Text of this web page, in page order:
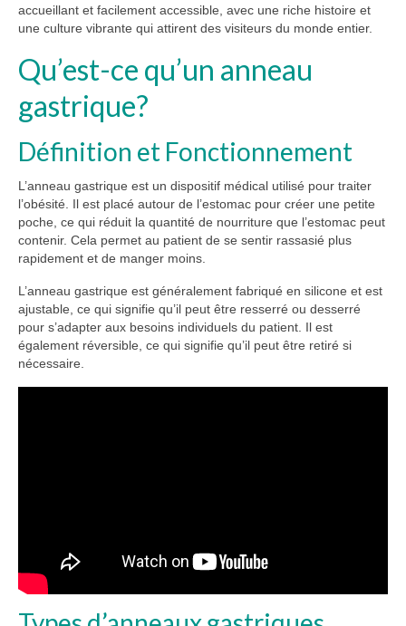
accueillant et facilement accessible, avec une riche histoire et
une culture vibrante qui attirent des visiteurs du monde entier.
Qu’est-ce qu’un anneau
gastrique?
Définition et Fonctionnement
L’anneau gastrique est un dispositif médical utilisé pour traiter
l’obésité. Il est placé autour de l’estomac pour créer une petite
poche, ce qui réduit la quantité de nourriture que l’estomac peut
contenir. Cela permet au patient de se sentir rassasié plus
rapidement et de manger moins.
L’anneau gastrique est généralement fabriqué en silicone et est
ajustable, ce qui signifie qu’il peut être resserré ou desserré
pour s’adapter aux besoins individuels du patient. Il est
également réversible, ce qui signifie qu’il peut être retiré si
nécessaire.